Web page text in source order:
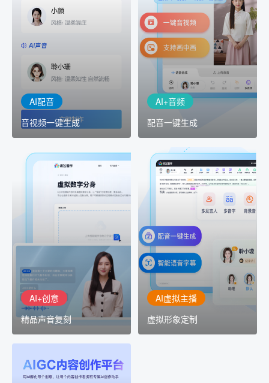
AI配音
音视频一键生成
音视频一键生成
室"中输入文本或录音，一
出
AI+音频
配音一键生成
配音一键生成
AI+音频：基于全球领先的
TTS能力打造的AI音频制作
工具，输入文本、选择发
音人即可一键生成专业音
AI+创意
精品声音复刻
AI+创意
精品声音复刻
AI+创意：AIGC 能力集中
展示窗口，体验 AIGC 给
生活和生产带来的改变
AI虚拟主播
虚拟形象定制
讯飞智作：让每一个内容
创作者高效生产灵活定制